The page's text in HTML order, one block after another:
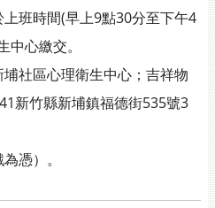
時間(早上9點30分至下午4
心繳交。
區心理衛生中心；吉祥物
新竹縣新埔鎮福德街535號3
）。